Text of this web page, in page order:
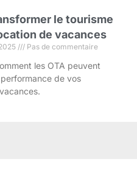
le tourisme
de vacances
Pas de commentaire
les OTA peuvent
de vos